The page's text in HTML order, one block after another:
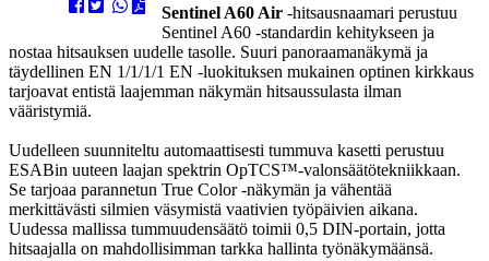
Sentinel A60 Air -hitsausnaamari perustuu
Sentinel A60 -standardin kehitykseen ja
nostaa hitsauksen uudelle tasolle. Suuri panoraamanäkymä ja
täydellinen EN 1/1/1/1 EN -luokituksen mukainen optinen kirkkaus
tarjoavat entistä laajemman näkymän hitsaussulasta ilman
vääristymiä.
Uudelleen suunniteltu automaattisesti tummuva kasetti perustuu
ESABin uuteen laajan spektrin OpTCS™-valonsäätötekniikkaan.
Se tarjoaa parannetun True Color -näkymän ja vähentää
merkittävästi silmien väsymistä vaativien työpäivien aikana.
Uudessa mallissa tummuudensäätö toimii 0,5 DIN-portain, jotta
hitsaajalla on mahdollisimman tarkka hallinta työnäkymäänsä.